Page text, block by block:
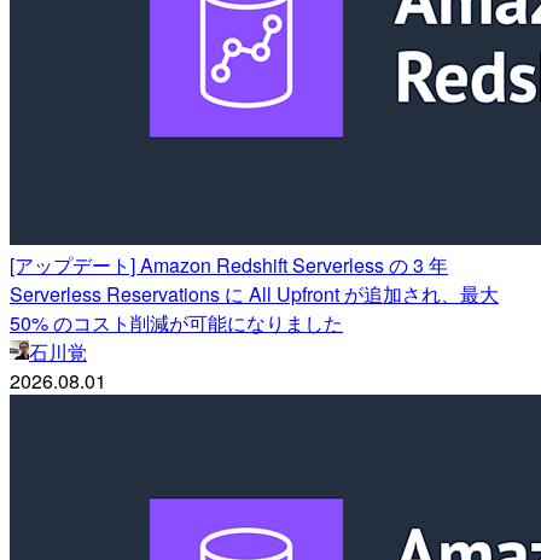
[アップデート] Amazon Redshift Serverless の 3 年
Serverless Reservations に All Upfront が追加され、最大
50% のコスト削減が可能になりました
石川覚
2026.08.01